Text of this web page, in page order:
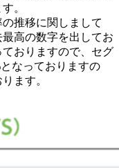
。
推移に関しまして
高の数字を出してお
おりますので、セグ
なっておりますの
ます。